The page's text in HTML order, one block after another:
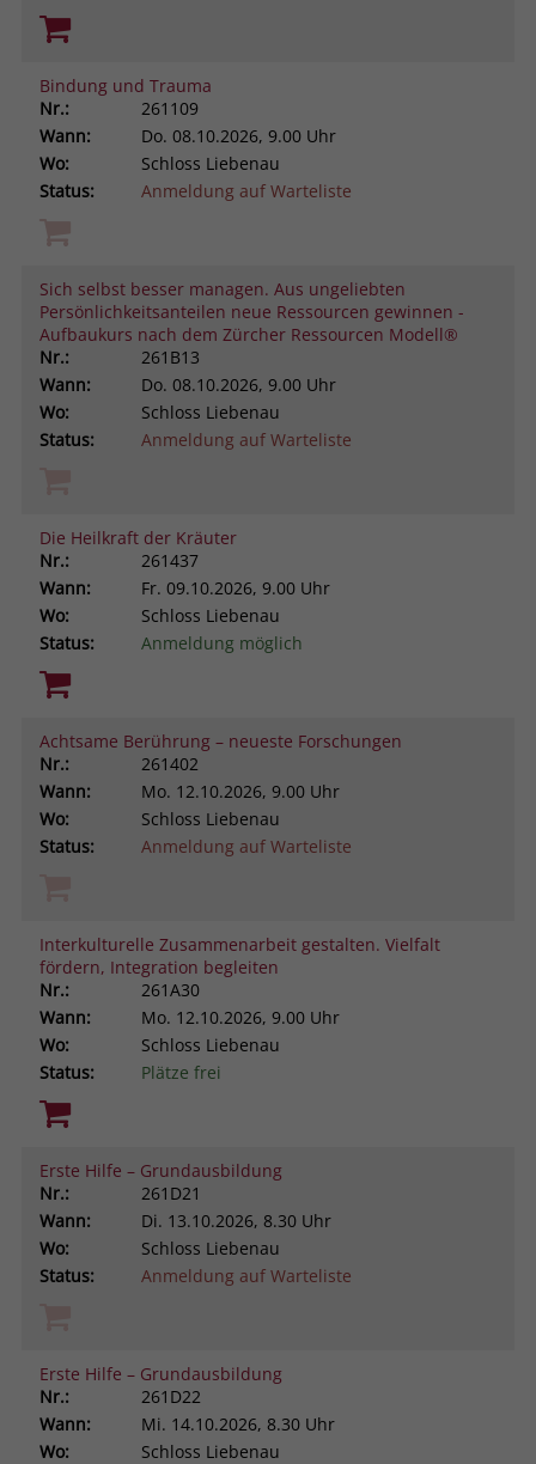
Bindung und Trauma
Nr.:
261109
Wann:
Do. 08.10.2026, 9.00 Uhr
Wo:
Schloss Liebenau
Status:
Anmeldung auf Warteliste
Sich selbst besser managen. Aus ungeliebten
Persönlichkeitsanteilen neue Ressourcen gewinnen -
Aufbaukurs nach dem Zürcher Ressourcen Modell®
Nr.:
261B13
Wann:
Do. 08.10.2026, 9.00 Uhr
Wo:
Schloss Liebenau
Status:
Anmeldung auf Warteliste
Die Heilkraft der Kräuter
Nr.:
261437
Wann:
Fr. 09.10.2026, 9.00 Uhr
Wo:
Schloss Liebenau
Status:
Anmeldung möglich
Achtsame Berührung – neueste Forschungen
Nr.:
261402
Wann:
Mo. 12.10.2026, 9.00 Uhr
Wo:
Schloss Liebenau
Status:
Anmeldung auf Warteliste
Interkulturelle Zusammenarbeit gestalten. Vielfalt
fördern, Integration begleiten
Nr.:
261A30
Wann:
Mo. 12.10.2026, 9.00 Uhr
Wo:
Schloss Liebenau
Status:
Plätze frei
Erste Hilfe – Grundausbildung
Nr.:
261D21
Wann:
Di. 13.10.2026, 8.30 Uhr
Wo:
Schloss Liebenau
Status:
Anmeldung auf Warteliste
Erste Hilfe – Grundausbildung
Nr.:
261D22
Wann:
Mi. 14.10.2026, 8.30 Uhr
Wo:
Schloss Liebenau